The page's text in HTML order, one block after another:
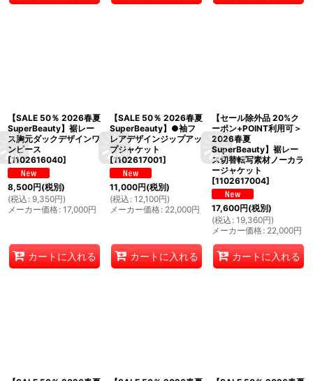
【SALE 50％ 2026春夏
SuperBeauty】裾レー
ス胸元ダックデザインワ
ンピース
[1102616040]
8,500円(税別)
(税込 : 9,350円)
メーカー価格: 17,000円
カートに入れる
【SALE 50％ 2026春夏
SuperBeauty】●袖フ
レアデザインジップアッ
プジャケット
[1102617001]
11,000円(税別)
(税込 : 12,100円)
メーカー価格: 22,000円
カートに入れる
【セール除外品 20%ク
ーポン+POINT利用可＞
2026春夏
SuperBeauty】裾レー
ス切替転写素材ノーカラ
ージャケット
[1102617004]
17,600円(税別)
(税込 : 19,360円)
メーカー価格: 22,000円
カートに入れる